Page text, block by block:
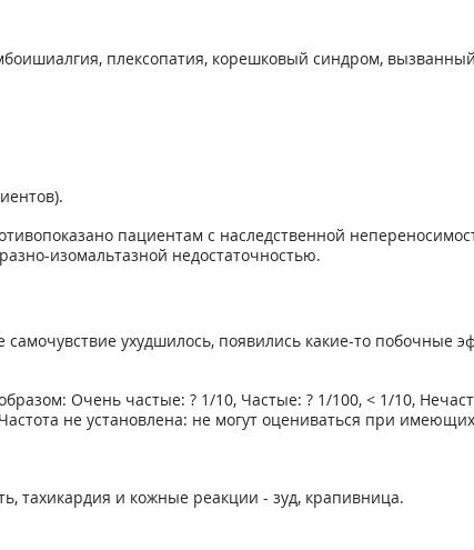
плексопатия, корешковый синдром,
пациентам с наследственной
изомальтазной недостаточностью.
ухудшилось, появились какие-то побочные
Очень частые: ? 1/10, Частые: ? 1/100, < 1/10,
не установлена: не могут оцениваться при
тахикардия и кожные реакции - зуд, крапивница.